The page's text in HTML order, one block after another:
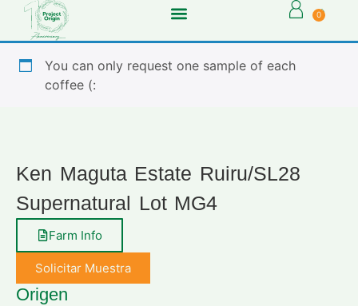
0
You can only request one sample of each
coffee (:
Ken Maguta Estate Ruiru/SL28
Supernatural Lot MG4
Farm Info
Solicitar Muestra
Origen